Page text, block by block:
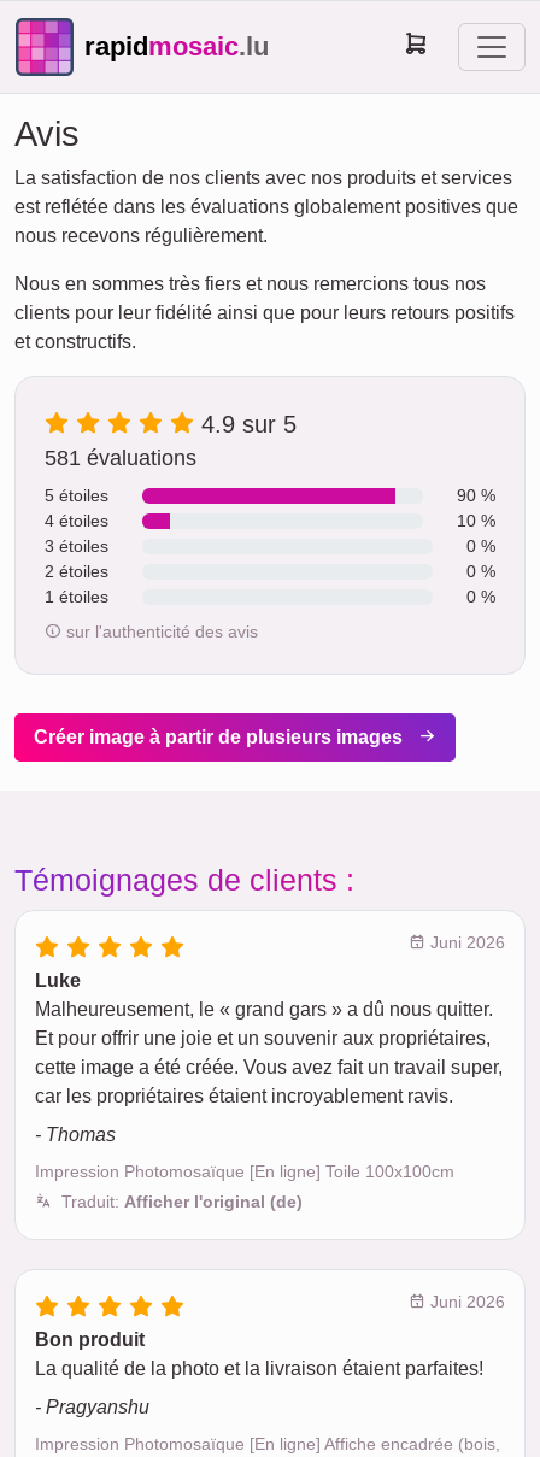
rapidmosaic.lu
Avis
La satisfaction de nos clients avec nos produits et services
est reflétée dans les évaluations globalement positives que
nous recevons régulièrement.
Nous en sommes très fiers et nous remercions tous nos
clients pour leur fidélité ainsi que pour leurs retours positifs
et constructifs.
4.9 sur 5
581 évaluations
5 étoiles
90 %
4 étoiles
10 %
3 étoiles
0 %
2 étoiles
0 %
1 étoiles
0 %
sur l'authenticité des avis
Créer image à partir de plusieurs images
Témoignages de clients :
Juni 2026
Luke
Malheureusement, le « grand gars » a dû nous quitter.
Et pour offrir une joie et un souvenir aux propriétaires,
cette image a été créée. Vous avez fait un travail super,
car les propriétaires étaient incroyablement ravis.
- Thomas
Impression Photomosaïque [En ligne] Toile 100x100cm
Traduit: Afficher l'original (de)
Juni 2026
Bon produit
La qualité de la photo et la livraison étaient parfaites!
- Pragyanshu
Impression Photomosaïque [En ligne] Affiche encadrée (bois,